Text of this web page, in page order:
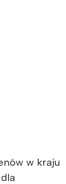
w kraju